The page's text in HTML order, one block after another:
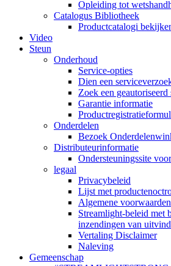
Opleiding tot
Catalogus Bibliotheek
Productcatalogi
Video
Steun
Onderhoud
Service-opties
Dien een
Zoek een
Garantie informatie
Onderdelen
Bezoek
Distributeurinformatie
Ondersteuningssite
legaal
Privacybeleid
Lijst met
Algemene voorwaarden
Streamlight-beleid met
inzendingen van
Vertaling Disclaimer
Naleving
Gemeenschap